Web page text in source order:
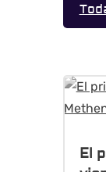
El